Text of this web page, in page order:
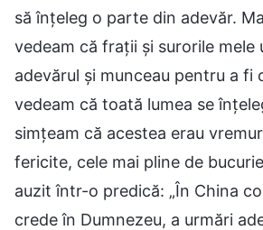
să înțeleg o parte din adevăr.
vedeam că frații și surorile mele
adevărul și munceau pentru a fi
vedeam că toată lumea se
simțeam că acestea erau
fericite, cele mai pline de
auzit într-o predică: „În China
crede în Dumnezeu, a urmări